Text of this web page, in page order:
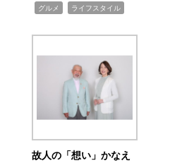
グルメ ライフスタイル
故人の「想い」かなえ